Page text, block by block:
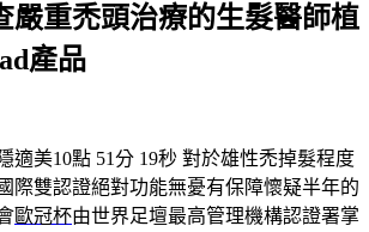
嚴重禿頭治療的生髮醫師植
產品
適美10點 51分 19秒 對於雄性禿掉髮程度
國際雙認證絕對功能無憂有保障懷疑半年的
歐冠杯由世界足壇最高管理機構認證署掌